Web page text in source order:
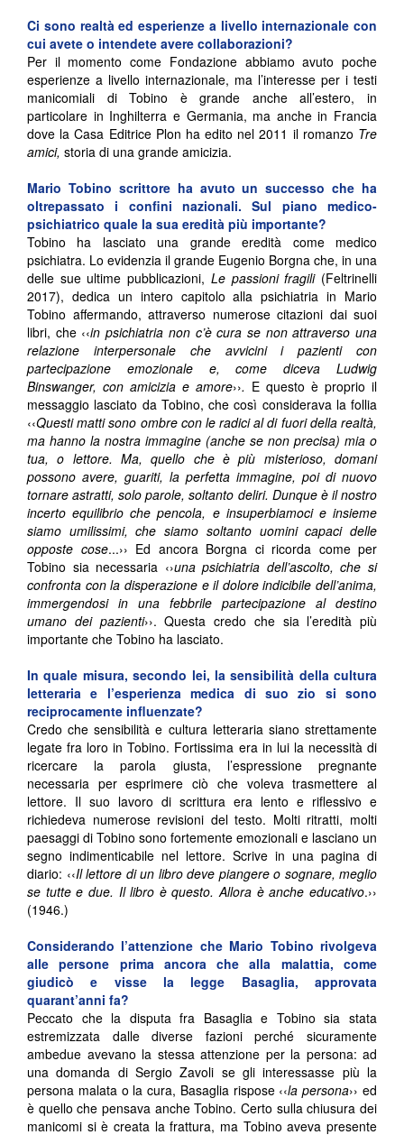
Ci sono realtà ed esperienze a livello internazionale con
cui avete o intendete avere collaborazioni?
Per il momento come Fondazione abbiamo avuto poche
esperienze a livello internazionale, ma l’interesse per i testi
manicomiali di Tobino è grande anche all’estero, in
particolare in Inghilterra e Germania, ma anche in Francia
dove la Casa Editrice Plon ha edito nel 2011 il romanzo Tre
amici, storia di una grande amicizia.
Mario Tobino scrittore ha avuto un successo che ha
oltrepassato i confini nazionali. Sul piano medico-
psichiatrico quale la sua eredità più importante?
Tobino ha lasciato una grande eredità come medico
psichiatra. Lo evidenzia il grande Eugenio Borgna che, in una
delle sue ultime pubblicazioni, Le passioni fragili (Feltrinelli
2017), dedica un intero capitolo alla psichiatria in Mario
Tobino affermando, attraverso numerose citazioni dai suoi
libri, che ‹‹in psichiatria non c’è cura se non attraverso una
relazione interpersonale che avvicini i pazienti con
partecipazione emozionale e, come diceva Ludwig
Binswanger, con amicizia e amore››. E questo è proprio il
messaggio lasciato da Tobino, che così considerava la follia
‹‹Questi matti sono ombre con le radici al di fuori della realtà,
ma hanno la nostra immagine (anche se non precisa) mia o
tua, o lettore. Ma, quello che è più misterioso, domani
possono avere, guariti, la perfetta immagine, poi di nuovo
tornare astratti, solo parole, soltanto deliri. Dunque è il nostro
incerto equilibrio che pencola, e insuperbiamoci e insieme
siamo umilissimi, che siamo soltanto uomini capaci delle
opposte cose...›› Ed ancora Borgna ci ricorda come per
Tobino sia necessaria ‹›una psichiatria dell’ascolto, che si
confronta con la disperazione e il dolore indicibile dell’anima,
immergendosi in una febbrile partecipazione al destino
umano dei pazienti››. Questa credo che sia l’eredità più
importante che Tobino ha lasciato.
In quale misura, secondo lei, la sensibilità della cultura
letteraria e l’esperienza medica di suo zio si sono
reciprocamente influenzate?
Credo che sensibilità e cultura letteraria siano strettamente
legate fra loro in Tobino. Fortissima era in lui la necessità di
ricercare la parola giusta, l’espressione pregnante
necessaria per esprimere ciò che voleva trasmettere al
lettore. Il suo lavoro di scrittura era lento e riflessivo e
richiedeva numerose revisioni del testo. Molti ritratti, molti
paesaggi di Tobino sono fortemente emozionali e lasciano un
segno indimenticabile nel lettore. Scrive in una pagina di
diario: ‹‹Il lettore di un libro deve piangere o sognare, meglio
se tutte e due. Il libro è questo. Allora è anche educativo.››
(1946.)
Considerando l’attenzione che Mario Tobino rivolgeva
alle persone prima ancora che alla malattia, come
giudicò e visse la legge Basaglia, approvata
quarant’anni fa?
Peccato che la disputa fra Basaglia e Tobino sia stata
estremizzata dalle diverse fazioni perché sicuramente
ambedue avevano la stessa attenzione per la persona: ad
una domanda di Sergio Zavoli se gli interessasse più la
persona malata o la cura, Basaglia rispose ‹‹la persona›› ed
è quello che pensava anche Tobino. Certo sulla chiusura dei
manicomi si è creata la frattura, ma Tobino aveva presente